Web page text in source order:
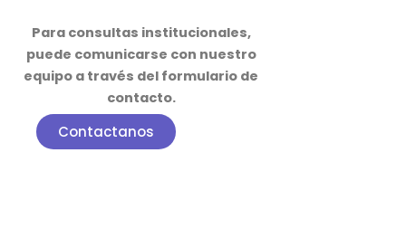
Para consultas institucionales,
puede comunicarse con nuestro
equipo a través del formulario de
contacto.
Contactanos